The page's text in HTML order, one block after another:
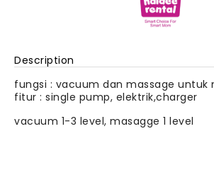
Description
fungsi : vacuum dan massage untuk
fitur : single pump, elektrik,charger
vacuum 1-3 level, masagge 1 level